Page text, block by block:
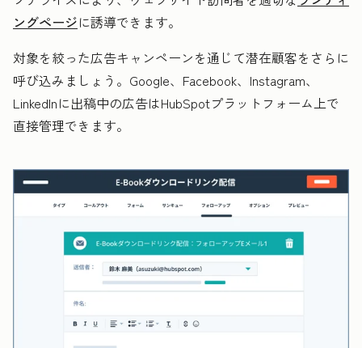
ングページに誘導できます。
対象を絞った広告キャンペーンを通じて潜在顧客をさらに
呼び込みましょう。Google、Facebook、Instagram、
LinkedInに出稿中の広告はHubSpotプラットフォーム上で
直接管理できます。